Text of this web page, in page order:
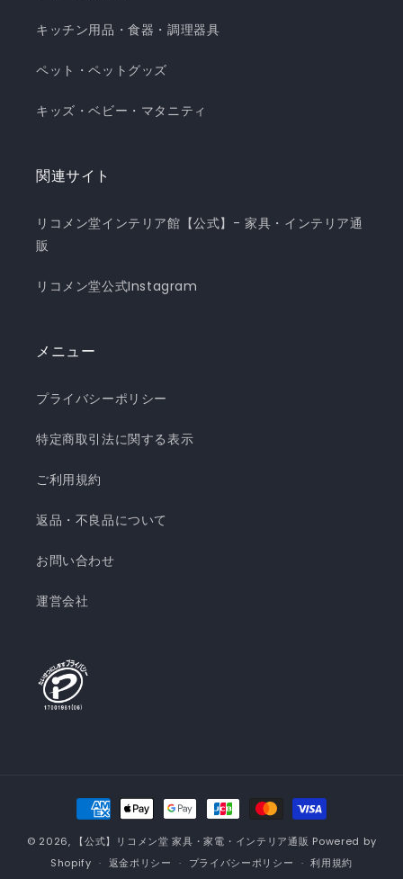
キッチン用品・食器・調理器具
ペット・ペットグッズ
キッズ・ベビー・マタニティ
関連サイト
リコメン堂インテリア館【公式】- 家具・インテリア通
販
リコメン堂公式Instagram
メニュー
プライバシーポリシー
特定商取引法に関する表示
ご利用規約
返品・不良品について
お問い合わせ
運営会社
決
済
方
法
© 2026, 【公式】リコメン堂 家具・家電・インテリア通販 Powered by
Shopify
返金ポリシー プライバシーポリシー 利用規約